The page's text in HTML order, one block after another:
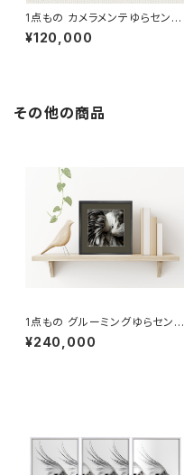
1点もの カメラメンテゆらセンパ
イ 写真［額装］額＋マット付 【B_
0013y】
¥120,000
その他の商品
1点もの グルーミングゆらセンパ
イ 写真［額装］額＋マット付 【B_
0010y】
¥240,000